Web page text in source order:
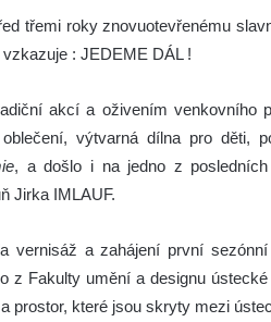
třemi roky znovuotevřenému
: JEDEME DÁL !
akcí a oživením venkovního
výtvarná dílna pro děti,
, a došlo i na jedno z
Jirka IMLAUF.
vernisáž a zahájení první
z Fakulty umění a designu
prostor, které jsou skryty mezi